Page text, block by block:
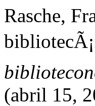
Rasche,
(abril 15,